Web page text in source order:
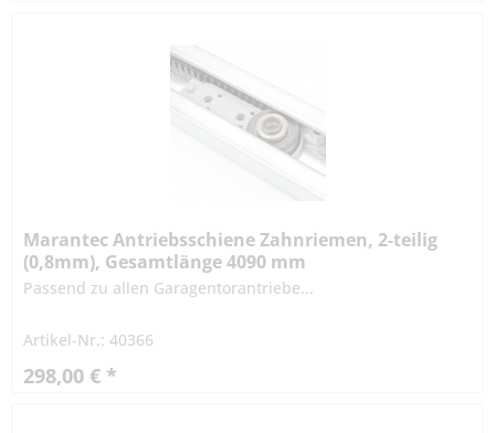
Marantec Antriebsschiene Zahnriemen, 2-teilig
(0,8mm), Gesamtlänge 4090 mm
Passend zu allen Garagentorantriebe...
Artikel-Nr.: 40366
298,00 € *